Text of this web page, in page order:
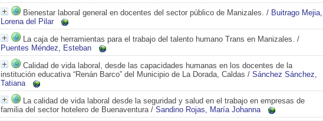
Bienestar laboral general en docentes del sector público de Manizales. / Buitrago Mejia,
Lorena del Pilar
La caja de herramientas para el trabajo del talento humano Trans en Manizales. /
Puentes Méndez, Esteban
Calidad de vida laboral, desde las capacidades humanas en los docentes de la
institución educativa “Renán Barco” del Municipio de La Dorada, Caldas / Sánchez Sánchez,
Tatiana
La calidad de vida laboral desde la seguridad y salud en el trabajo en empresas de
familia del sector hotelero de Buenaventura/ Sandino Rojas, María Johanna